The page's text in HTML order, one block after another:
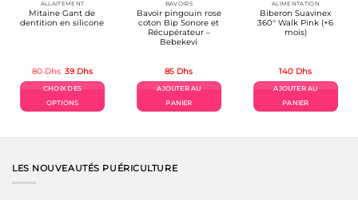
ALLAITEMENT
Mitaine Gant de
dentition en silicone
80Dhs Le
initial
était :
80 Dhs.
39 DhsLe
actuel
CHOIX DES
OPTIONS
variations.
BAVOIRS
Bavoir pingouin rose
coton Bip Sonore et
Récupérateur –
Bebekevi
85 Dhs
AJOUTER AU
PANIER
ALIMENTATION
Biberon Suavinex
360° Walk Pink (+6
mois)
140 Dhs
AJOUTER AU
PANIER
LES NOUVEAUTÉS PUÉRICULTURE